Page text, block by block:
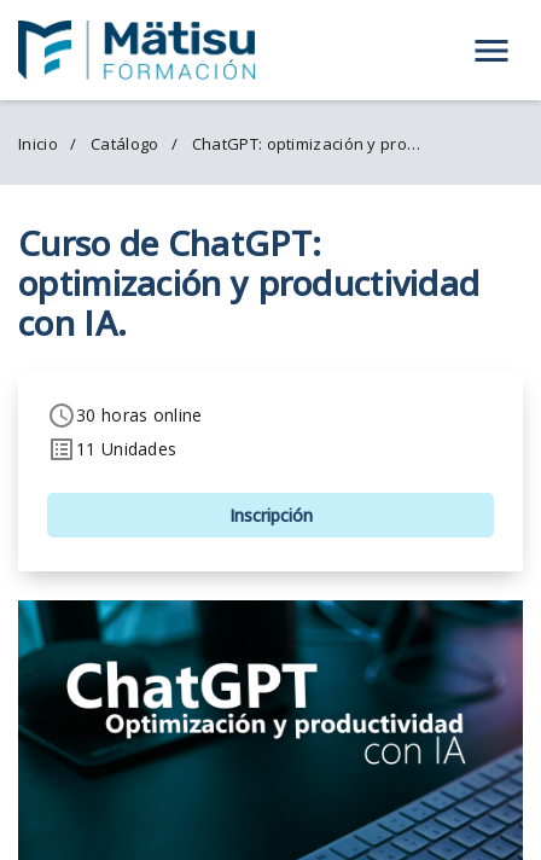
Menú
Inicio Catálogo ChatGPT: optimización y productividad con IA.
Curso de ChatGPT:
optimización y productividad
con IA.
30 horas online
11 Unidades
Inscripción